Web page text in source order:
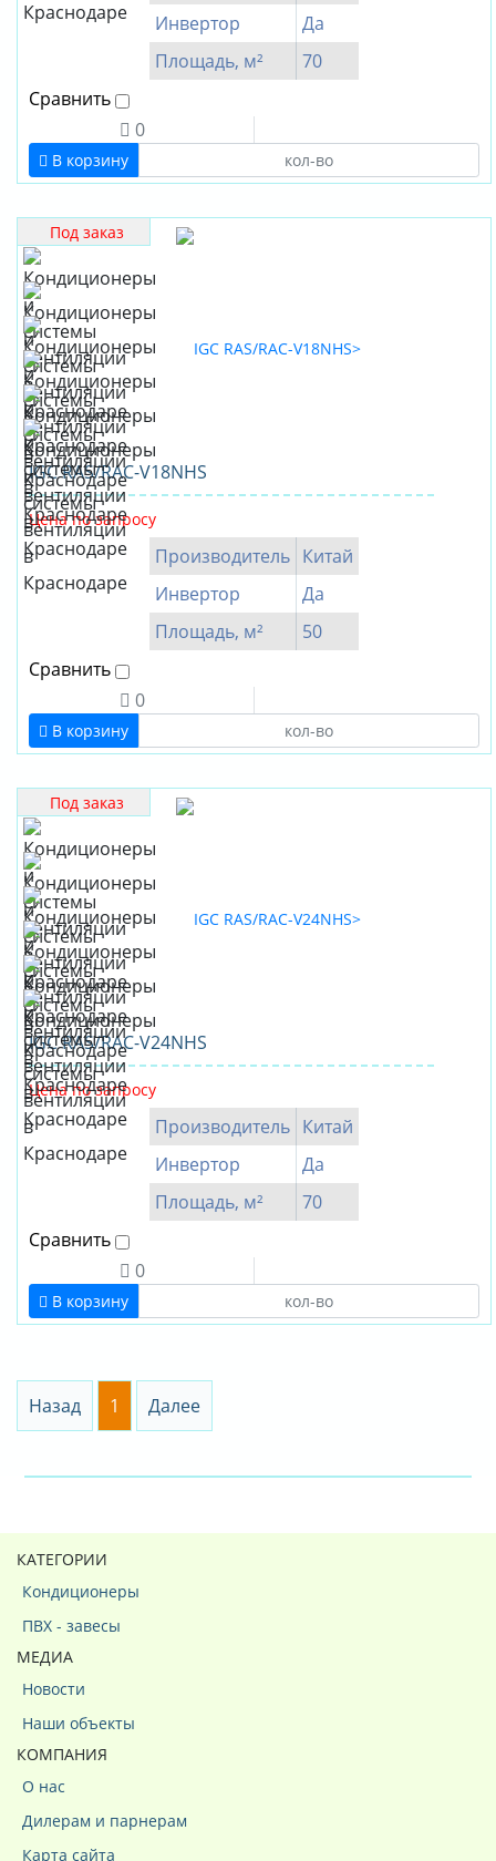
Инвертор
Да
Площадь, м²
70
Сравнить
0
В корзину
Под заказ
IGC RAS/RAC-V18NHS
Цена по запросу
Производитель Китай
Инвертор
Да
Площадь, м²
50
Сравнить
0
В корзину
Под заказ
IGC RAS/RAC-V24NHS
Цена по запросу
Производитель Китай
Инвертор
Да
Площадь, м²
70
Сравнить
0
В корзину
Назад 1 Далее
КАТЕГОРИИ
Кондиционеры
ПВХ - завесы
МЕДИА
Новости
Наши объекты
КОМПАНИЯ
О нас
Дилерам и парнерам
Карта сайта